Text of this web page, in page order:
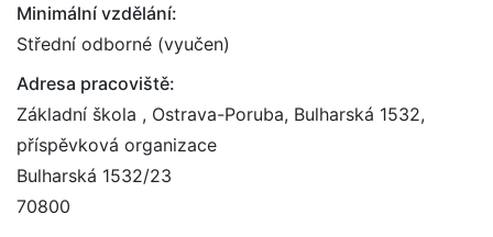
Minimální vzdělání:
Střední odborné (vyučen)
Adresa pracoviště:
Základní škola , Ostrava-Poruba, Bulharská 1532,
příspěvková organizace
Bulharská 1532/23
70800